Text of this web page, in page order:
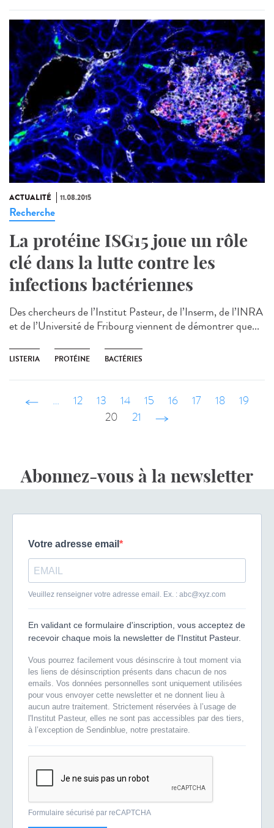
ACTUALITÉ 11.08.2015
Recherche
La protéine ISG15 joue un rôle
clé dans la lutte contre les
infections bactériennes
Des chercheurs de l’Institut Pasteur, de l’Inserm, de l’INRA
et de l’Université de Fribourg viennent de démontrer que...
LISTERIA PROTÉINE BACTÉRIES
‹ précédent
… 12 13 14 15 16 17 18
19
20
21 suivant ›
Abonnez-vous à la newsletter